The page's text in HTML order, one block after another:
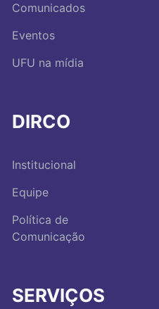
Comunicados
Eventos
UFU na mídia
DIRCO
Institucional
Equipe
Política de
Comunicação
SERVIÇOS